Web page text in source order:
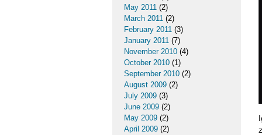
May 2011 (2)
March 2011 (2)
February 2011 (3)
January 2011 (7)
November 2010 (4)
October 2010 (1)
September 2010 (2)
August 2009 (2)
July 2009 (3)
June 2009 (2)
May 2009 (2)
April 2009 (2)